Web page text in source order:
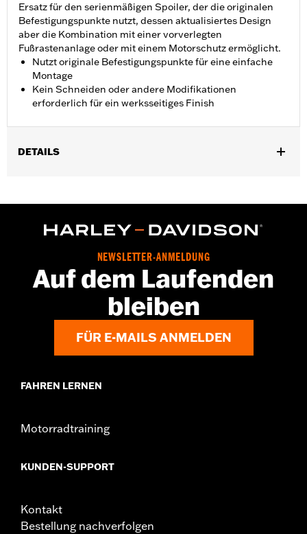
Ersatz für den serienmäßigen Spoiler, der die originalen
Befestigungspunkte nutzt, dessen aktualisiertes Design
aber die Kombination mit einer vorverlegten
Fußrastenanlage oder mit einem Motorschutz ermöglicht.
Nutzt originale Befestigungspunkte für eine einfache
Montage
Kein Schneiden oder andere Modifikationen
erforderlich für ein werksseitiges Finish
DETAILS
In der Box: Linker und rechter Bugschutz und
NEWSLETTER-ANMELDUNG
Auf dem Laufenden
bleiben
FÜR E-MAILS ANMELDEN
FAHREN LERNEN
Motorradtraining
KUNDEN-SUPPORT
Kontakt
Bestellung nachverfolgen